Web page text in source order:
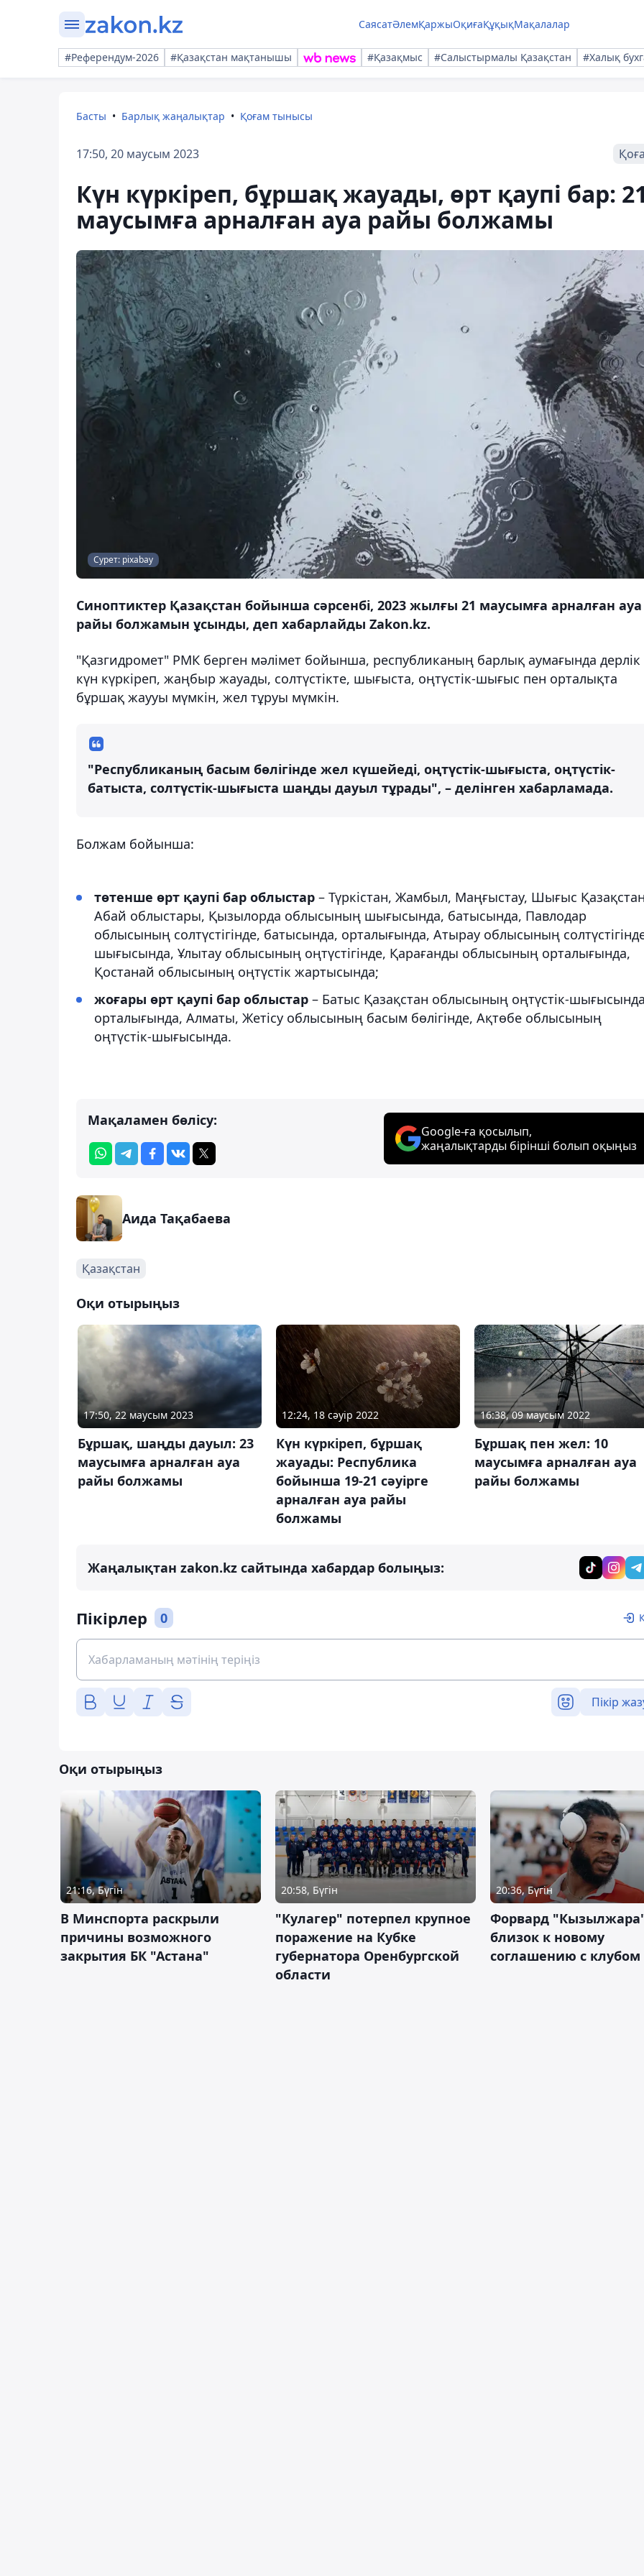
СаясатӘлемҚаржыОқиғаҚұқықМақалалар
#Референдум-2026 #Қазақстан мақтанышы #Қазақмыс #Салыстырмалы Қазақстан #Халық
Басты Барлық жаңалықтар Қоғам тынысы
17:50, 20 маусым 2023
Күн күркіреп, бұршақ жауады, өрт қаупі бар:
маусымға арналған ауа райы болжамы
Сурет: pixabay
Синоптиктер Қазақстан бойынша сәрсенбі, 2023 жылғы 21 маусымға арналған ауа
райы болжамын ұсынды, деп хабарлайды Zakon.kz.
"Қазгидромет" РМК берген мәлімет бойынша, республиканың барлық аумағында дерлік
күн күркіреп, жаңбыр жауады, солтүстікте, шығыста, оңтүстік-шығыс пен орталықта
бұршақ жаууы мүмкін, жел тұруы мүмкін.
"Республиканың басым бөлігінде жел күшейеді, оңтүстік-шығыста, оңтүстік-
батыста, солтүстік-шығыста шаңды дауыл тұрады", – делінген хабарламада.
Болжам бойынша:
төтенше өрт қаупі бар облыстар – Түркістан, Жамбыл, Маңғыстау, Шығыс
Абай облыстары, Қызылорда облысының шығысында, батысында, Павлодар
облысының солтүстігінде, батысында, орталығында, Атырау облысының
шығысында, Ұлытау облысының оңтүстігінде, Қарағанды ​​облысының орталығында,
Қостанай облысының оңтүстік жартысында;
жоғары өрт қаупі бар облыстар – Батыс Қазақстан облысының оңтүстік-
орталығында, Алматы, Жетісу облысының басым бөлігінде, Ақтөбе облысының
оңтүстік-шығысында.
Мақаламен бөлісу:
Google-ға қосылып,
жаңалықтарды бірінші болып оқыңыз
Аида Тақабаева
Қазақстан
Оқи отырыңыз
17:50, 22 маусым 2023
Бұршақ, шаңды дауыл: 23
маусымға арналған ауа
райы болжамы
12:24, 18 сәуір 2022
Күн күркіреп, бұршақ
жауады: Республика
бойынша 19-21 сәуірге
арналған ауа райы
болжамы
16:38, 09 маусым 2022
Бұршақ пен жел: 10
маусымға арналған ауа
райы болжамы
Жаңалықтан zakon.kz сайтында хабардар болыңыз:
Пікірлер 0
Пікір
Оқи отырыңыз
21:16, Бүгін
В Минспорта раскрыли
причины возможного
закрытия БК "Астана"
20:58, Бүгін
"Кулагер" потерпел крупное
поражение на Кубке
губернатора Оренбургской
области
20:36, Бүгін
Форвард
близок к новому
соглашению с клубом